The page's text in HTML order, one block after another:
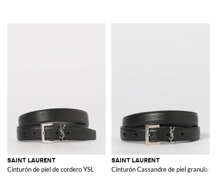
SAINT LAURENT
Cinturón de piel de cordero YSL
SAINT LAURENT
Cinturón Cassandre de piel granulada